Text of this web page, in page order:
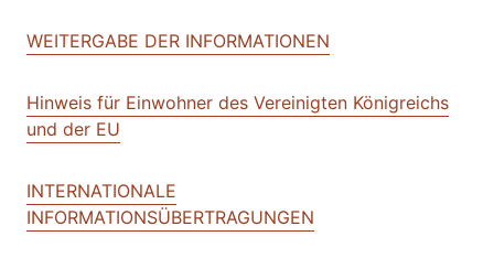
WEITERGABE DER INFORMATIONEN
Hinweis für Einwohner des Vereinigten Königreichs
und der EU
INTERNATIONALE
INFORMATIONSÜBERTRAGUNGEN